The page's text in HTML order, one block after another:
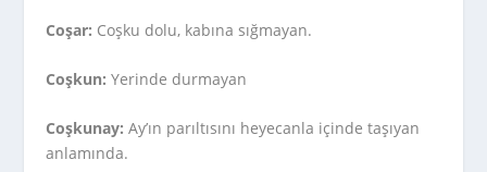
Coşar: Coşku dolu, kabına sığmayan.
Coşkun: Yerinde durmayan
Coşkunay: Ay’ın parıltısını heyecanla içinde taşıyan
anlamında.